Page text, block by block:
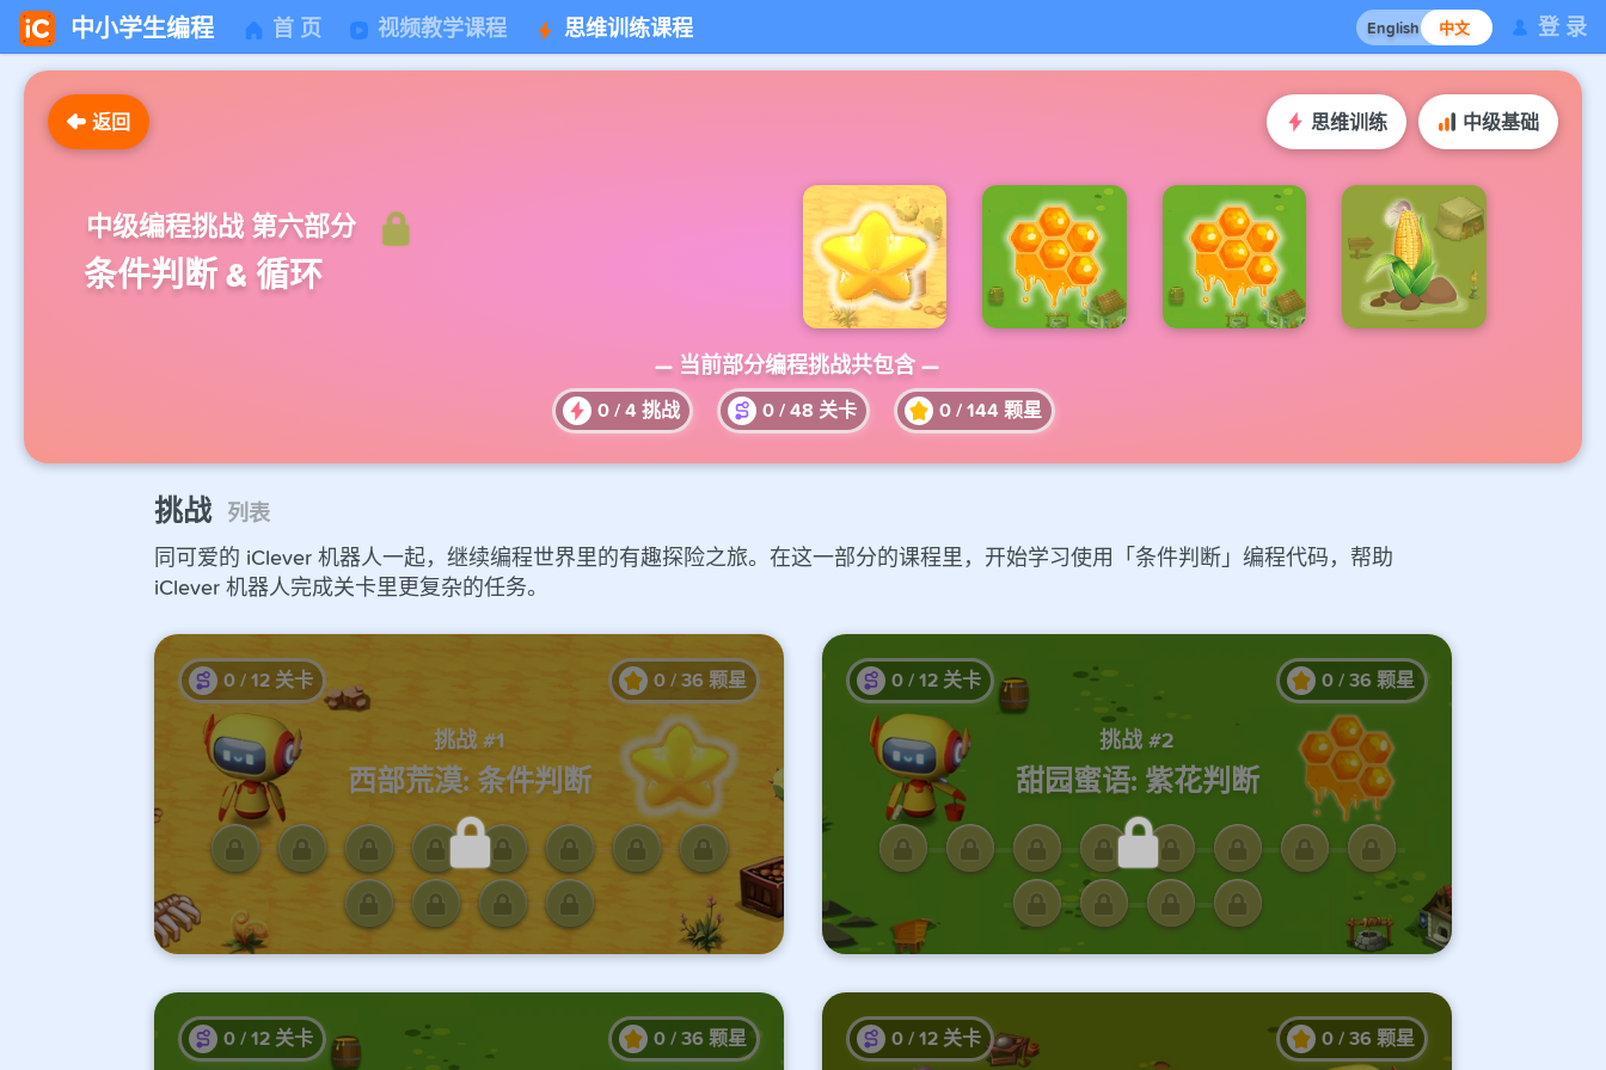
中小学生编程 首 页 视频教学课程 思维训练课程 English 中文 登 录
返回 思维训练 中级基础
中级编程挑战 第六部分
条件判断 & 循环
— 当前部分编程挑战共包含 —
0/ 4 挑战 0/ 48 关卡 0/ 144 颗星
挑战 列表
同可爱的 iClever 机器人一起，继续编程世界里的有趣探险之旅。在这一部分的课程里，开始学习使用「条件判断」编程代码，帮助
iClever 机器人完成关卡里更复杂的任务。
完成前面的课程才能解锁此处关卡
0 / 12 关卡 0 / 36 颗星
挑战 #1
西部荒漠: 条件判断
完成前面的课程才能解锁此处关卡
0 / 12 关卡 0 / 36 颗星
挑战 #2
甜园蜜语: 紫花判断
0 / 12 关卡 0 / 36 颗星 0 / 12 关卡 0 / 36 颗星